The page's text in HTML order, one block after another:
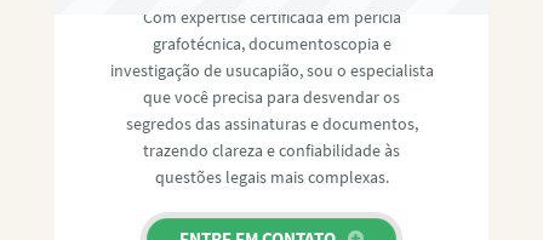
Com expertise certificada em perícia
grafotécnica, documentoscopia e
investigação de usucapião, sou o especialista
que você precisa para desvendar os
segredos das assinaturas e documentos,
trazendo clareza e confiabilidade às
questões legais mais complexas.